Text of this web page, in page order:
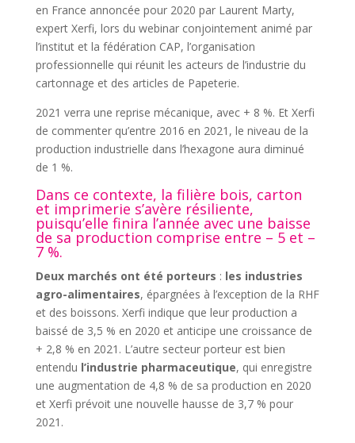
en France annoncée pour 2020 par Laurent Marty,
expert Xerfi, lors du webinar conjointement animé par
l’institut et la fédération CAP, l’organisation
professionnelle qui réunit les acteurs de l’industrie du
cartonnage et des articles de Papeterie.
2021 verra une reprise mécanique, avec + 8 %. Et Xerfi
de commenter qu’entre 2016 en 2021, le niveau de la
production industrielle dans l’hexagone aura diminué
de 1 %.
Dans ce contexte, la filière bois, carton
et imprimerie s’avère résiliente,
puisqu’elle finira l’année avec une baisse
de sa production comprise entre – 5 et –
7 %.
Deux marchés ont été porteurs : les industries
agro-alimentaires, épargnées à l’exception de la RHF
et des boissons. Xerfi indique que leur production a
baissé de 3,5 % en 2020 et anticipe une croissance de
+ 2,8 % en 2021. L’autre secteur porteur est bien
entendu l’industrie pharmaceutique, qui enregistre
une augmentation de 4,8 % de sa production en 2020
et Xerfi prévoit une nouvelle hausse de 3,7 % pour
2021.